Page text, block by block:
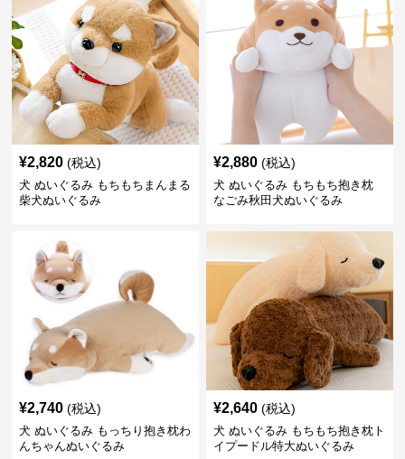
¥2,820 (税込)
犬 ぬいぐるみ もちもちまんまる
柴犬ぬいぐるみ
¥2,880 (税込)
犬 ぬいぐるみ もちもち抱き枕
なごみ秋田犬ぬいぐるみ
¥2,740 (税込)
犬 ぬいぐるみ もっちり抱き枕わ
んちゃんぬいぐるみ
¥2,640 (税込)
犬 ぬいぐるみ もちもち抱き枕ト
イプードル特大ぬいぐるみ